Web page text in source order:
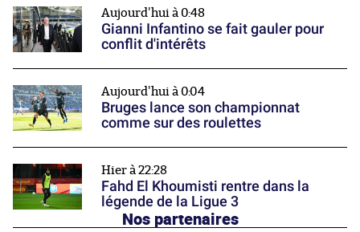
Aujourd'hui à 0:48
Gianni Infantino se fait gauler pour
conflit d'intérêts
Aujourd'hui à 0:04
Bruges lance son championnat
comme sur des roulettes
Hier à 22:28
Fahd El Khoumisti rentre dans la
légende de la Ligue 3
Nos partenaires